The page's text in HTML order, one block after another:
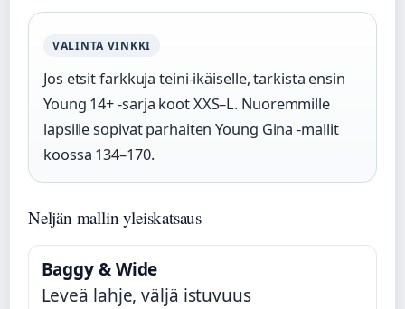
VALINTA VINKKI
Jos etsit farkkuja teini-ikäiselle, tarkista ensin
Young 14+ -sarja koot XXS–L. Nuoremmille
lapsille sopivat parhaiten Young Gina -mallit
koossa 134–170.
Neljän mallin yleiskatsaus
Baggy & Wide
Leveä lahje, väljä istuvuus